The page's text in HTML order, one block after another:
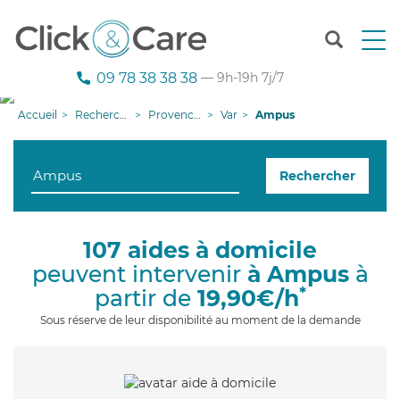
T
n
g
09 78 38 38 38 — 9h-19h 7j/7
Accueil Recherche aide à domicile Provence-Alpes-Côte d'Azur Var Ampus
Rechercher
107 aides à domicile
peuvent intervenir à Ampusà
partir de 19,90€/h*
Sous réserve de leur disponibilité au moment de la demande